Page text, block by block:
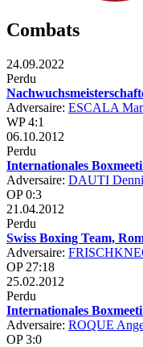
Combats
24.09.2022
Perdu
Adversaire: ESCALA
WP 4:1
06.10.2012
Perdu
Internationales
Adversaire: DAUTI
OP 0:3
21.04.2012
Perdu
Swiss Boxing Team,
Adversaire:
OP 27:18
25.02.2012
Perdu
Internationales
Adversaire: ROQUE
OP 3:0